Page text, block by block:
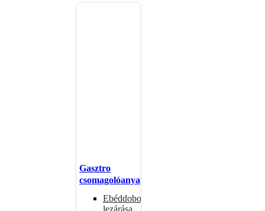
Gasztro
csomagolóanyagok
Ebéddobozok